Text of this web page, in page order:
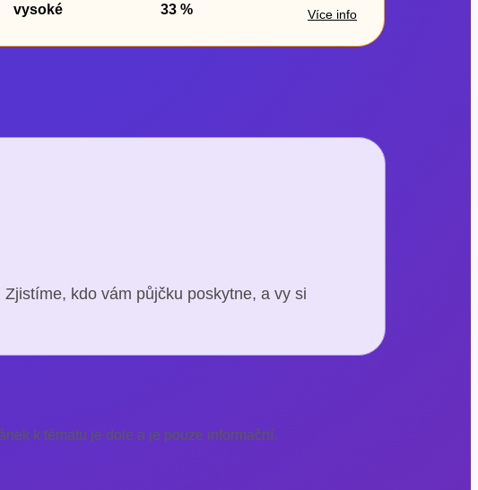
vysoké 33 % Více info
kdo vám půjčku poskytne, a vy si
k tématu je dole a je pouze informační.